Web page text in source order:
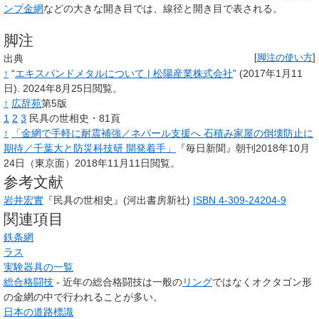
ンプ金網などの大きな開き目では、線径と開き目で表される。
脚注
脚注の使い方
出典
↑ “エキスパンドメタルについて | 松陽産業株式会社” (2017年1月11
日). 2024年8月25日閲覧。
↑ 広辞苑第5版
1 2 3 民具の世相史・81頁
↑
「金網で手軽に耐震補強／ネパール支援へ 石積み家屋の倒壊防止に
期待／千葉大と防災科技研 開発着手」
『毎日新聞』朝刊2018年10月
24日（東京面）2018年11月11日閲覧。
参考文献
岩井宏實 『民具の世相史』(河出書房新社) ISBN 4-309-24204-9
関連項目
鉄条網
ラス
実験器具の一覧
総合格闘技 - 近年の総合格闘技は一般のリングではなくオクタゴン形
の金網の中で行われることが多い。
日本の道路標識